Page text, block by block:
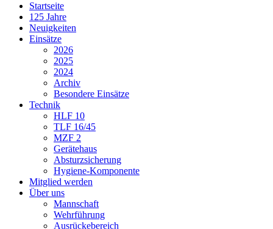
Startseite
125 Jahre
Neuigkeiten
Einsätze
2026
2025
2024
Archiv
Besondere Einsätze
Technik
HLF 10
TLF 16/45
MZF 2
Gerätehaus
Absturzsicherung
Hygiene-Komponente
Mitglied werden
Über uns
Mannschaft
Wehrführung
Ausrückebereich